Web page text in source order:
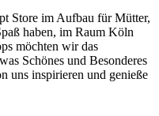
Store im Aufbau für Mütter,
haben, im Raum Köln
möchten wir das
Schönes und Besonderes
uns inspirieren und genieße